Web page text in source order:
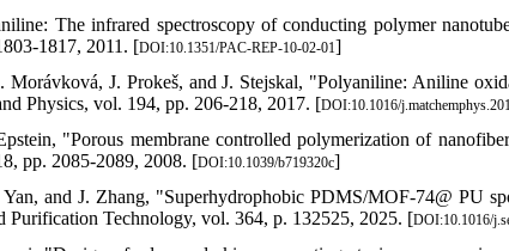
The infrared spectroscopy of conducting polymer
1817, 2011. [DOI:10.1351/PAC-REP-10-02-01]
J. Prokeš, and J. Stejskal, "Polyaniline: Aniline
Physics, vol. 194, pp. 206-218, 2017. [DOI:10.1016/
"Porous membrane controlled polymerization of
pp. 2085-2089, 2008. [DOI:10.1039/b719320c]
and J. Zhang, "Superhydrophobic PDMS/MOF-74@ PU
Purification Technology, vol. 364, p. 132525, 2025. [DOI:10.1016/